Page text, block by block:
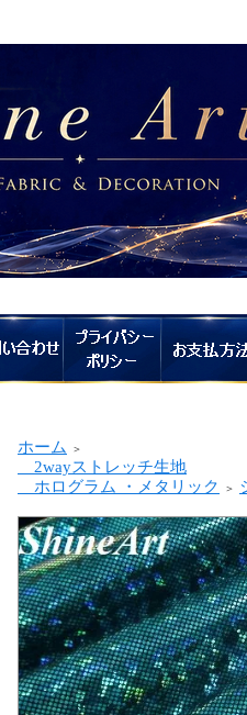
ホーム ＞
2wayストレッチ生地
ホログラム ・メタリック
＞